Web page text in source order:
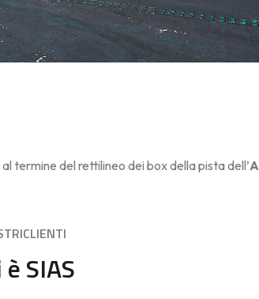
termine del rettilineo dei box della pista dell’
è SIAS